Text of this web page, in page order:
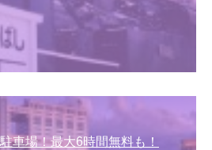
車場！最大6時間無料も！